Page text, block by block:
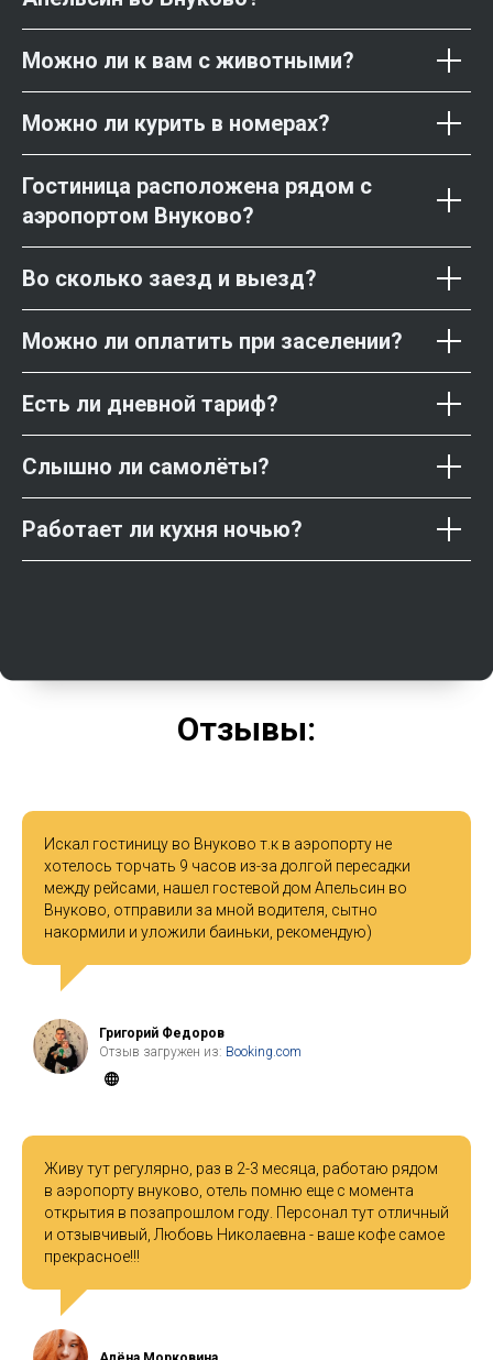
Можно ли к вам с животными?
Можно ли курить в номерах?
Гостиница расположена рядом с
аэропортом Внуково?
Во сколько заезд и выезд?
Можно ли оплатить при заселении?
Есть ли дневной тариф?
Слышно ли самолёты?
Работает ли кухня ночью?
Отзывы:
Искал гостиницу во Внуково т.к в аэропорту не
хотелось торчать 9 часов из-за долгой пересадки
между рейсами, нашел гостевой дом Апельсин во
Внуково, отправили за мной водителя, сытно
накормили и уложили баиньки, рекомендую)
Григорий Федоров
Отзыв загружен из: Booking.com
Живу тут регулярно, раз в 2-3 месяца, работаю рядом
в аэропорту внуково, отель помню еще с момента
открытия в позапрошлом году. Персонал тут отличный
и отзывчивый, Любовь Николаевна - ваше кофе самое
прекрасное!!!